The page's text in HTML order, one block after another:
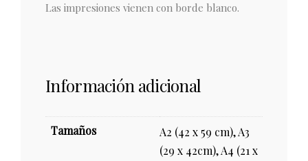
Las impresiones vienen con borde blanco.
Información adicional
Tamaños
A2 (42 x 59 cm), A3
(29 x 42cm), A4 (21 x